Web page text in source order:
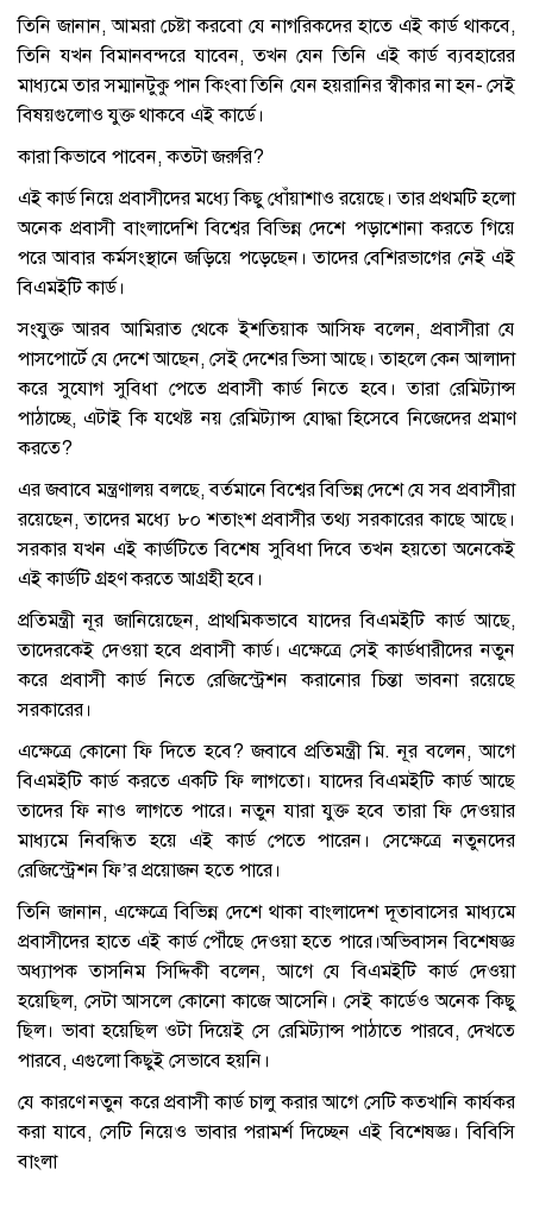
তিনি জানান, আমরা চেষ্টা করবো যে নাগরিকদের হাতে এই কার্ড থাকবে,
তিনি যখন বিমানবন্দরে যাবেন, তখন যেন তিনি এই কার্ড ব্যবহারের
মাধ্যমে তার সম্মানটুকু পান কিংবা তিনি যেন হয়রানির স্বীকার না হন- সেই
বিষয়গুলোও যুক্ত থাকবে এই কার্ডে।
কারা কিভাবে পাবেন, কতটা জরুরি?
এই কার্ড নিয়ে প্রবাসীদের মধ্যে কিছু ধোঁয়াশাও রয়েছে। তার প্রথমটি হলো
অনেক প্রবাসী বাংলাদেশি বিশ্বের বিভিন্ন দেশে পড়াশোনা করতে গিয়ে
পরে আবার কর্মসংস্থানে জড়িয়ে পড়েছেন। তাদের বেশিরভাগের নেই এই
বিএমইটি কার্ড।
সংযুক্ত আরব আমিরাত থেকে ইশতিয়াক আসিফ বলেন, প্রবাসীরা যে
পাসপোর্টে যে দেশে আছেন, সেই দেশের ভিসা আছে। তাহলে কেন আলাদা
করে সুযোগ সুবিধা পেতে প্রবাসী কার্ড নিতে হবে। তারা রেমিট্যান্স
পাঠাচ্ছে, এটাই কি যথেষ্ট নয় রেমিট্যান্স যোদ্ধা হিসেবে নিজেদের প্রমাণ
করতে?
এর জবাবে মন্ত্রণালয় বলছে, বর্তমানে বিশ্বের বিভিন্ন দেশে যে সব প্রবাসীরা
রয়েছেন, তাদের মধ্যে ৮০ শতাংশ প্রবাসীর তথ্য সরকারের কাছে আছে।
সরকার যখন এই কার্ডটিতে বিশেষ সুবিধা দিবে তখন হয়তো অনেকেই
এই কার্ডটি গ্রহণ করতে আগ্রহী হবে।
প্রতিমন্ত্রী নূর জানিয়েছেন, প্রাথমিকভাবে যাদের বিএমইটি কার্ড আছে,
তাদেরকেই দেওয়া হবে প্রবাসী কার্ড। এক্ষেত্রে সেই কার্ডধারীদের নতুন
করে প্রবাসী কার্ড নিতে রেজিস্ট্রেশন করানোর চিন্তা ভাবনা রয়েছে
সরকারের।
এক্ষেত্রে কোনো ফি দিতে হবে? জবাবে প্রতিমন্ত্রী মি. নূর বলেন, আগে
বিএমইটি কার্ড করতে একটি ফি লাগতো। যাদের বিএমইটি কার্ড আছে
তাদের ফি নাও লাগতে পারে। নতুন যারা যুক্ত হবে তারা ফি দেওয়ার
মাধ্যমে নিবন্ধিত হয়ে এই কার্ড পেতে পারেন। সেক্ষেত্রে নতুনদের
রেজিস্ট্রেশন ফি’র প্রয়োজন হতে পারে।
তিনি জানান, এক্ষেত্রে বিভিন্ন দেশে থাকা বাংলাদেশ দূতাবাসের মাধ্যমে
প্রবাসীদের হাতে এই কার্ড পৌঁছে দেওয়া হতে পারে।অভিবাসন বিশেষজ্ঞ
অধ্যাপক তাসনিম সিদ্দিকী বলেন, আগে যে বিএমইটি কার্ড দেওয়া
হয়েছিল, সেটা আসলে কোনো কাজে আসেনি। সেই কার্ডেও অনেক কিছু
ছিল। ভাবা হয়েছিল ওটা দিয়েই সে রেমিট্যান্স পাঠাতে পারবে, দেখতে
পারবে, এগুলো কিছুই সেভাবে হয়নি।
যে কারণে নতুন করে প্রবাসী কার্ড চালু করার আগে সেটি কতখানি কার্যকর
করা যাবে, সেটি নিয়েও ভাবার পরামর্শ দিচ্ছেন এই বিশেষজ্ঞ। বিবিসি
বাংলা